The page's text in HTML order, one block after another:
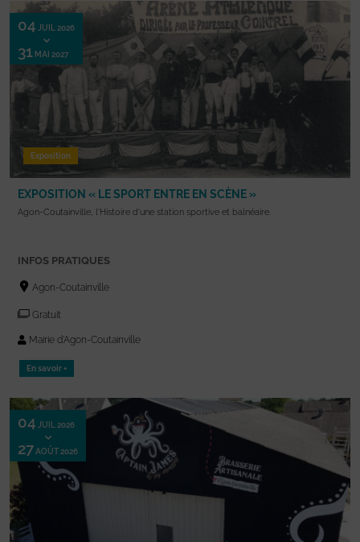
04 JUIL 2026
31 MAI 2027
Exposition
EXPOSITION « LE SPORT ENTRE EN SCÈNE »
Agon-Coutainville, l'Histoire d'une station sportive et balnéaire.
INFOS PRATIQUES
Agon-Coutainville
Gratuit
Mairie d'Agon-Coutainville
En savoir +
04 JUIL 2026
27 AOÛT 2026